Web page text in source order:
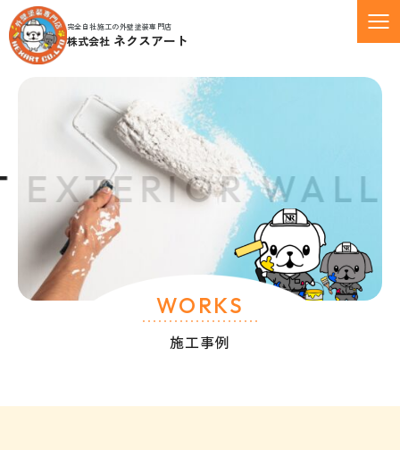
完全自社施工の外壁塗装専門店
株式会社 ネクスアート
EXTERIOR WALL
WORKS
施工事例